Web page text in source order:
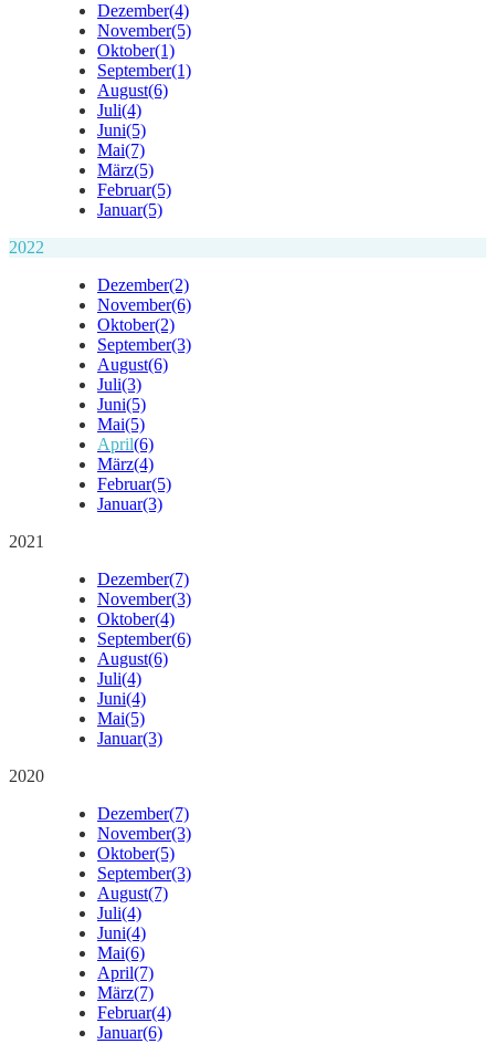
Dezember(4)
November(5)
Oktober(1)
September(1)
August(6)
Juli(4)
Juni(5)
Mai(7)
März(5)
Februar(5)
Januar(5)
2022
Dezember(2)
November(6)
Oktober(2)
September(3)
August(6)
Juli(3)
Juni(5)
Mai(5)
April(6)
März(4)
Februar(5)
Januar(3)
2021
Dezember(7)
November(3)
Oktober(4)
September(6)
August(6)
Juli(4)
Juni(4)
Mai(5)
Januar(3)
2020
Dezember(7)
November(3)
Oktober(5)
September(3)
August(7)
Juli(4)
Juni(4)
Mai(6)
April(7)
März(7)
Februar(4)
Januar(6)